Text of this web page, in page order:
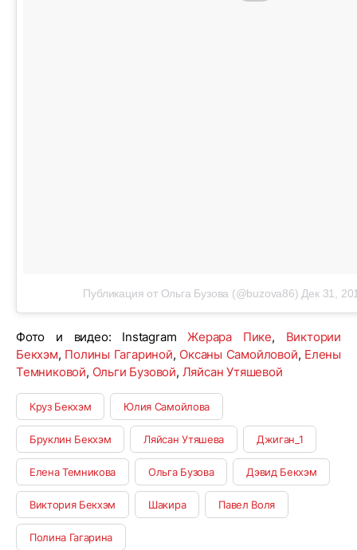
Публикация от Ольга Бузова (@buzova86) Дек 31,
Фото и видео: InstagramЖерара Пике, Виктории
Бекхэм, Полины Гагариной, Оксаны Самойловой, Елены
Темниковой, Ольги Бузовой, Ляйсан Утяшевой
Круз Бекхэм Юлия Самойлова
Бруклин Бекхэм Ляйсан Утяшева Джиган_1
Елена Темникова Ольга Бузова Дэвид Бекхэм
Виктория Бекхэм Шакира Павел Воля
Полина Гагарина